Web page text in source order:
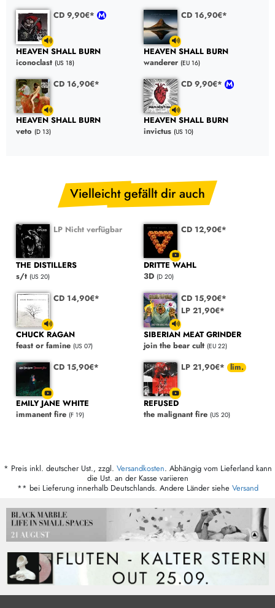
CD 9,90€*
HEAVEN SHALL BURN
iconoclast (US 18)
CD 16,90€*
HEAVEN SHALL BURN
wanderer (EU 16)
CD 16,90€*
HEAVEN SHALL BURN
veto (D 13)
CD 9,90€*
HEAVEN SHALL BURN
invictus (US 10)
Vielleicht gefällt dir auch
LP Nicht verfügbar
THE DISTILLERS
s/t (US 20)
CD 12,90€*
DRITTE WAHL
3D (D 20)
CD 14,90€*
CHUCK RAGAN
feast or famine (US 07)
CD 15,90€*
LP 21,90€*
SIBERIAN MEAT GRINDER
join the bear cult (EU 22)
CD 15,90€*
EMILY JANE WHITE
immanent fire (F 19)
LP 21,90€*
REFUSED
the malignant fire (US 20)
* Preis inkl. deutscher Ust., zzgl. Versandkosten. Abhängig vom Lieferland kann
die Ust. an der Kasse variieren
** bei Lieferung innerhalb Deutschlands. Andere Länder siehe Versand